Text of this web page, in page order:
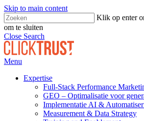
Skip to main content
Klik op enter
om te sluiten
Close Search
Menu
Expertise
Full-Stack Performance
GEO – Optimalisatie voor
Implementatie AI &
Measurement & Data Strategy